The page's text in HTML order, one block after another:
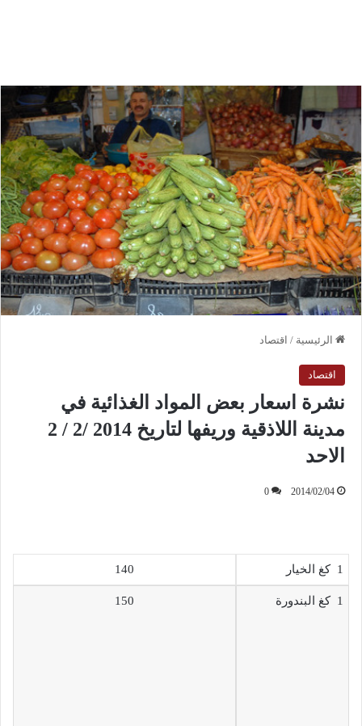
الرئيسية / اقتصاد
اقتصاد
نشرة اسعار بعض المواد الغذائية في
مدينة اللاذقية وريفها لتاريخ 2014 /2 / 2
الاحد
2014/02/04
0
1 كغ الخيار 140
1 كغ البندورة 150